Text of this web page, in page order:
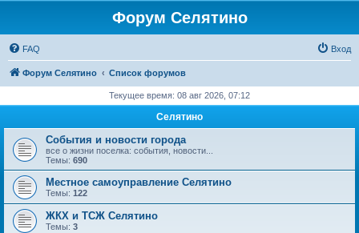
Форум Селятино
FAQ Вход
Форум Селятино Список форумов
Текущее время: 08 авг 2026, 07:12
Селятино
События и новости города
все о жизни поселка: события, новости...
Темы: 690
Местное самоуправление Селятино
Темы: 122
ЖКХ и ТСЖ Селятино
Темы: 3